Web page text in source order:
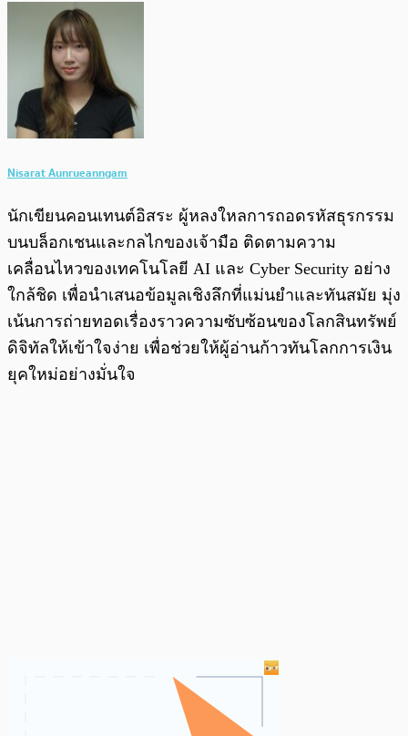
Nisarat Aunrueanngam
นักเขียนคอนเทนต์อิสระ ผู้หลงใหลการถอดรหัสธุรกรรม
บนบล็อกเชนและกลไกของเจ้ามือ ติดตามความ
เคลื่อนไหวของเทคโนโลยี AI และ Cyber Security อย่าง
ใกล้ชิด เพื่อนำเสนอข้อมูลเชิงลึกที่แม่นยำและทันสมัย มุ่ง
เน้นการถ่ายทอดเรื่องราวความซับซ้อนของโลกสินทรัพย์
ดิจิทัลให้เข้าใจง่าย เพื่อช่วยให้ผู้อ่านก้าวทันโลกการเงิน
ยุคใหม่อย่างมั่นใจ